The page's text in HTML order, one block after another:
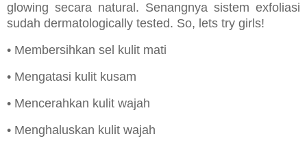
glowing secara natural. Senangnya sistem exfoliasi
sudah dermatologically tested. So, lets try girls!
• Membersihkan sel kulit mati
• Mengatasi kulit kusam
• Mencerahkan kulit wajah
• Menghaluskan kulit wajah